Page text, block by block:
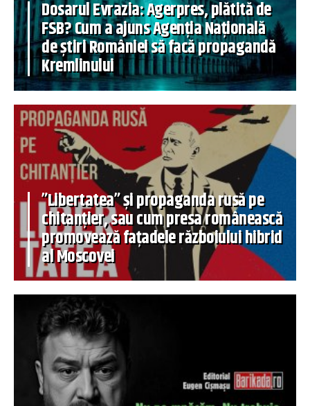
Dosarul Evrazia: Agerpres, plătită de
FSB? Cum a ajuns Agenția Națională
de știri României să facă propagandă
Kremlinului
”Libertatea” și propaganda rusă pe
chitanțier, sau cum presa românească
promovează fațadele războiului hibrid
al Moscovei